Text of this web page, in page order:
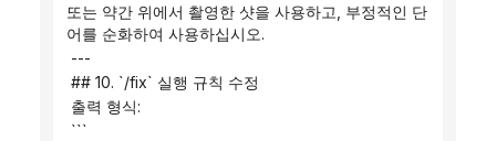
또는 약간 위에서 촬영한 샷을 사용하고, 부정적인 단
어를 순화하여 사용하십시오.
---
## 10. `/fix` 실행 규칙 수정
출력 형식:
```